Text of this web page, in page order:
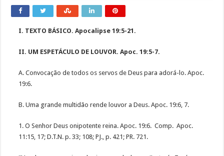
I. TEXTO BÁSICO. Apocalipse 19:5-21.
II. UM ESPETÁCULO DE LOUVOR. Apoc. 19:5-7.
A. Convocação de todos os servos de Deus para adorá-lo. Apoc.
19:6.
B. Uma grande multidão rende louvor a Deus. Apoc. 19:6, 7.
1. O Senhor Deus onipotente reina. Apoc. 19:6. Comp. Apoc.
11:15, 17; D.T.N. p. 33; 108; PJ., p. 421; PR. 721.